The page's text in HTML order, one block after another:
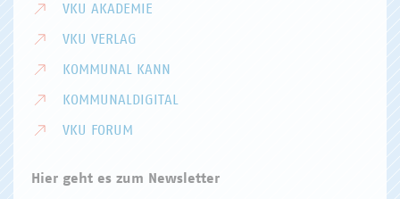
VKU AKADEMIE
VKU VERLAG
KOMMUNAL KANN
KOMMUNALDIGITAL
VKU FORUM
Hier geht es zum Newsletter